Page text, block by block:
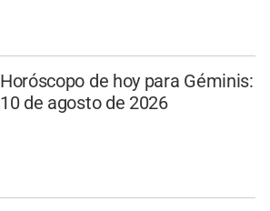
Horóscopo de hoy para Géminis:
10 de agosto de 2026